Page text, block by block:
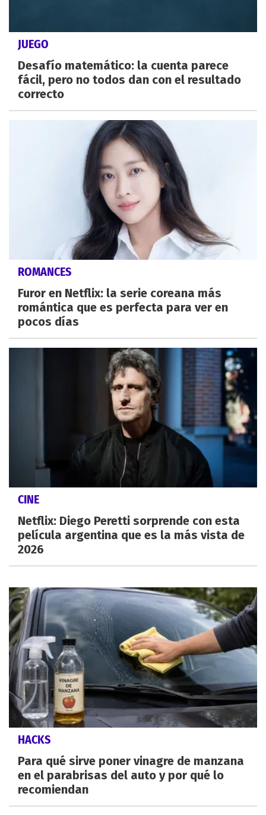
JUEGO
Desafío matemático: la cuenta parece
fácil, pero no todos dan con el resultado
correcto
ROMANCES
Furor en Netflix: la serie coreana más
romántica que es perfecta para ver en
pocos días
CINE
Netflix: Diego Peretti sorprende con esta
película argentina que es la más vista de
2026
HACKS
Para qué sirve poner vinagre de manzana
en el parabrisas del auto y por qué lo
recomiendan